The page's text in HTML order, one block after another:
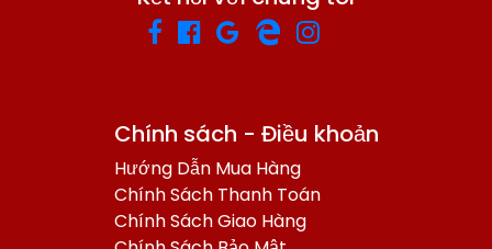
Chính sách - Điều khoản
Hướng Dẫn Mua Hàng
Chính Sách Thanh Toán
Chính Sách Giao Hàng